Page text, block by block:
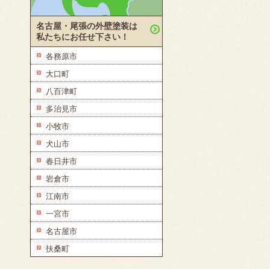
名古屋・尾張の外壁塗装は
私たちにお任せ下さい！
各務原市
大口町
八百津町
多治見市
小牧市
犬山市
春日井市
岩倉市
江南市
一宮市
名古屋市
扶桑町